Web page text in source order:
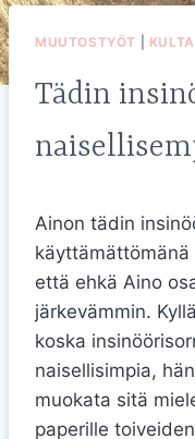
MUUTOSTYÖT
Tädin
Ainon tädin
että ehkä Aino
järkevämmin.
koska
naisellisimpia,
muokata sitä
paperille